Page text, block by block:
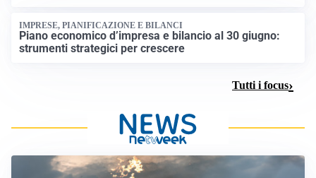
IMPRESE, PIANIFICAZIONE E BILANCI
Piano economico d’impresa e bilancio al 30 giugno:
strumenti strategici per crescere
Tutti i focus